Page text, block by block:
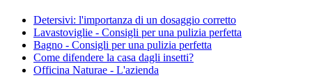
Detersivi: l'importanza di un dosaggio corretto
Lavastoviglie - Consigli per una pulizia perfetta
Bagno - Consigli per una pulizia perfetta
Come difendere la casa dagli insetti?
Officina Naturae - L'azienda